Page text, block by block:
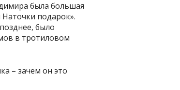
была большая
подарок».
было
в тротиловом